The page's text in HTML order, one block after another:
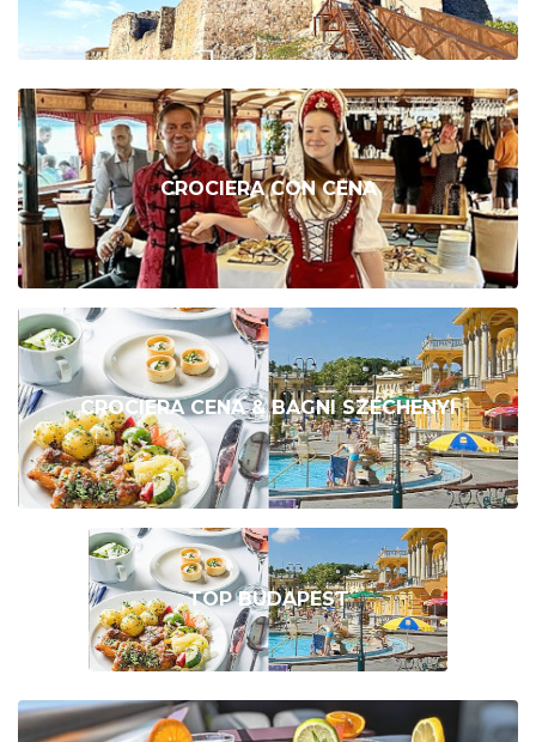
CROCIERA CON CENA
CROCIERA CENA & BAGNI SZÉCHENYI
TOP BUDAPEST